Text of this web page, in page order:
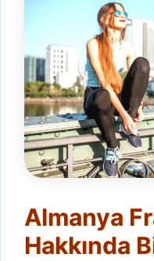
Almanya
Hakkında